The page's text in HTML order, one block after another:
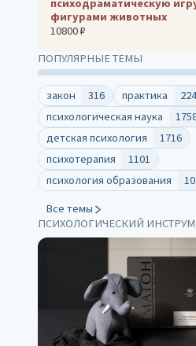
психодраматическую
фигурами животных
10800 ₽
ПОПУЛЯРНЫЕ ТЕМЫ
закон 316 практика
психологическая наука
детская психология
1716
психотерапия
1101
психология образования
Все темы
ПСИХОЛОГИЧЕСКИЙ